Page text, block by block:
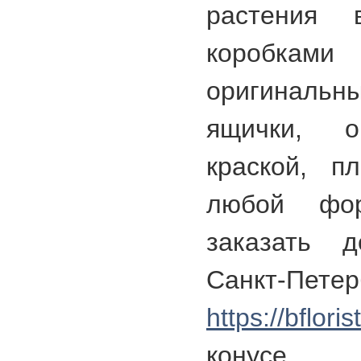
ящички,
краской,
любой
заказать
Санкт-
https://